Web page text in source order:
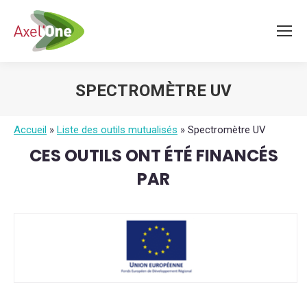
SPECTROMÈTRE UV
Accueil » Liste des outils mutualisés » Spectromètre UV
CES OUTILS ONT ÉTÉ FINANCÉS
PAR